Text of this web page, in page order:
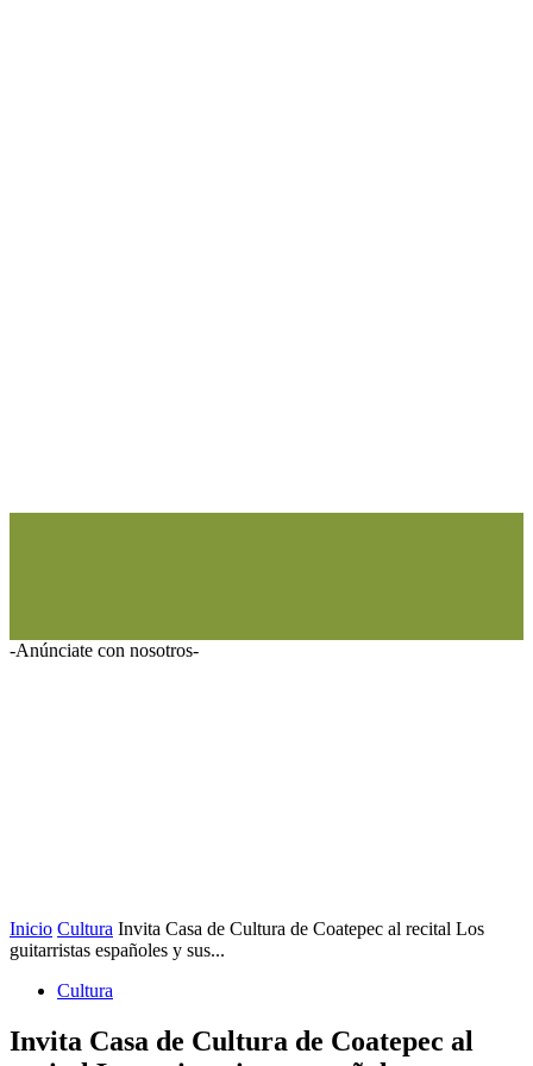
-Anúnciate con nosotros-
Inicio Cultura Invita Casa de Cultura de Coatepec al recital Los
guitarristas españoles y sus...
Cultura
Invita Casa de Cultura de Coatepec al